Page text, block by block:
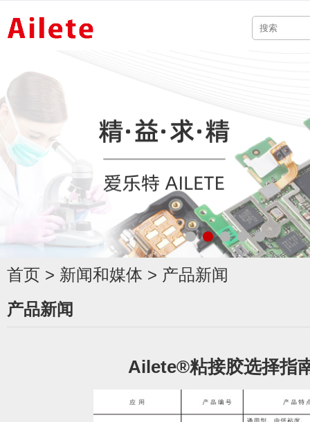
首页 > 新闻和媒体 > 产品新闻
产品新闻
Ailete®粘接胶选择指